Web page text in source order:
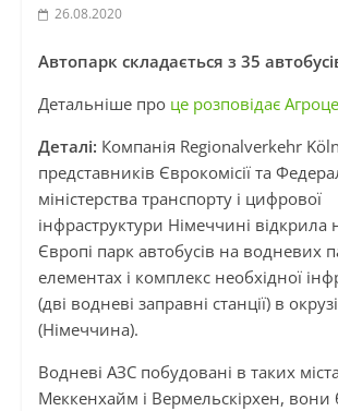
26.08.2020
Автопарк складається з 35
Детальніше про це розповідає
Деталі: Компанія Regionalverkehr
представників Єврокомісії та
міністерства транспорту і цифрової
інфраструктури Німеччині
Європі парк автобусів на водневих
елементах і комплекс необхідної
(дві водневі заправні станції) в
(Німеччина).
Водневі АЗС побудовані в таких
Меккенхайм і Вермельскірхен, вони